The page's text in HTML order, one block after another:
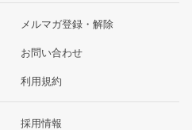
メルマガ登録・解除
お問い合わせ
利用規約
採用情報